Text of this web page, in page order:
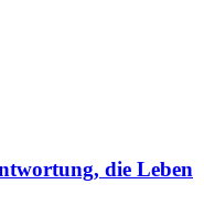
die Leben